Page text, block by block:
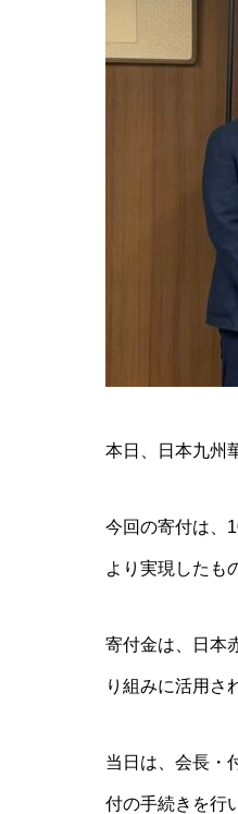
本日、日本九州
今回の寄付は、
より実現したも
寄付金は、日本
り組みに活用さ
当日は、会長・
付の手続きを行